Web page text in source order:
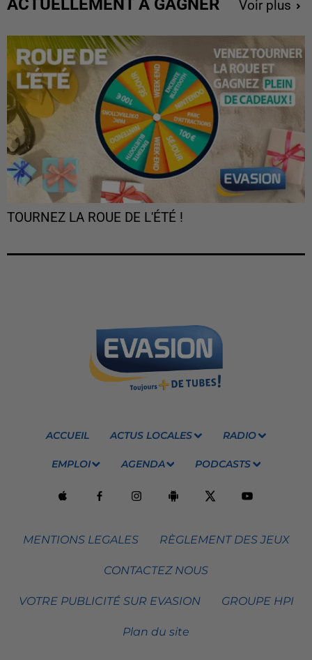
ACTUELLEMENT À GAGNER Voir plus
TOURNEZ LA ROUE DE L'ÉTÉ !
ACCUEIL ACTUS LOCALES RADIO
EMPLOI AGENDA PODCASTS
MENTIONS LEGALES RÈGLEMENT DES JEUX
CONTACTEZ NOUS
VOTRE PUBLICITÉ SUR EVASION GROUPE HPI
Plan du site